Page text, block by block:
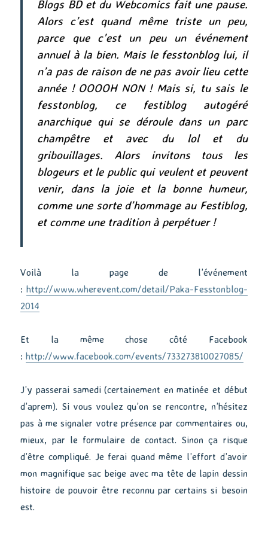
Blogs BD et du Webcomics fait une pause.
Alors c’est quand même triste un peu,
parce que c’est un peu un événement
annuel à la bien. Mais le fesstonblog lui, il
n’a pas de raison de ne pas avoir lieu cette
année ! OOOOH NON ! Mais si, tu sais le
fesstonblog, ce festiblog autogéré
anarchique qui se déroule dans un parc
champêtre et avec du lol et du
gribouillages. Alors invitons tous les
blogeurs et le public qui veulent et peuvent
venir, dans la joie et la bonne humeur,
comme une sorte d’hommage au Festiblog,
et comme une tradition à perpétuer !
Voilà la page de l’événement
: http://www.wherevent.com/detail/Paka-Fesstonblog-
2014
Et la même chose côté Facebook
:http://www.facebook.com/events/733273810027085/
J’y passerai samedi (certainement en matinée et début
d’aprem). Si vous voulez qu’on se rencontre, n’hésitez
pas à me signaler votre présence par commentaires ou,
mieux, par le formulaire de contact. Sinon ça risque
d’être compliqué. Je ferai quand même l’effort d’avoir
mon magnifique sac beige avec ma tête de lapin dessin
histoire de pouvoir être reconnu par certains si besoin
est.